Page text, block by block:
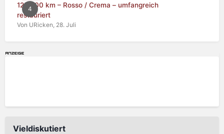
4
125.000 km – Rosso / Crema – umfangreich
restauriert
Von URicken, 28. Juli
Vieldiskutiert